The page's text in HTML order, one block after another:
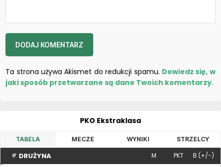
Ta strona używa Akismet do redukcji spamu. Dowiedz się, w
jaki sposób przetwarzane są dane Twoich komentarzy.
PKO Ekstraklasa
TABELA MECZE WYNIKI STRZELCY
# DRUŻYNA M PKT B (+/-)